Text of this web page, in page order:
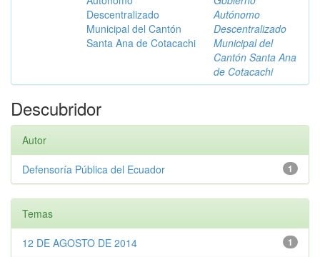
Descentralizado
Municipal del Cantón
Santa Ana de Cotacachi
Autónomo
Descentralizado
Municipal del
Cantón Santa Ana
de Cotacachi
Descubridor
Autor
1
Defensoría Pública del Ecuador
Temas
1
12 DE AGOSTO DE 2014